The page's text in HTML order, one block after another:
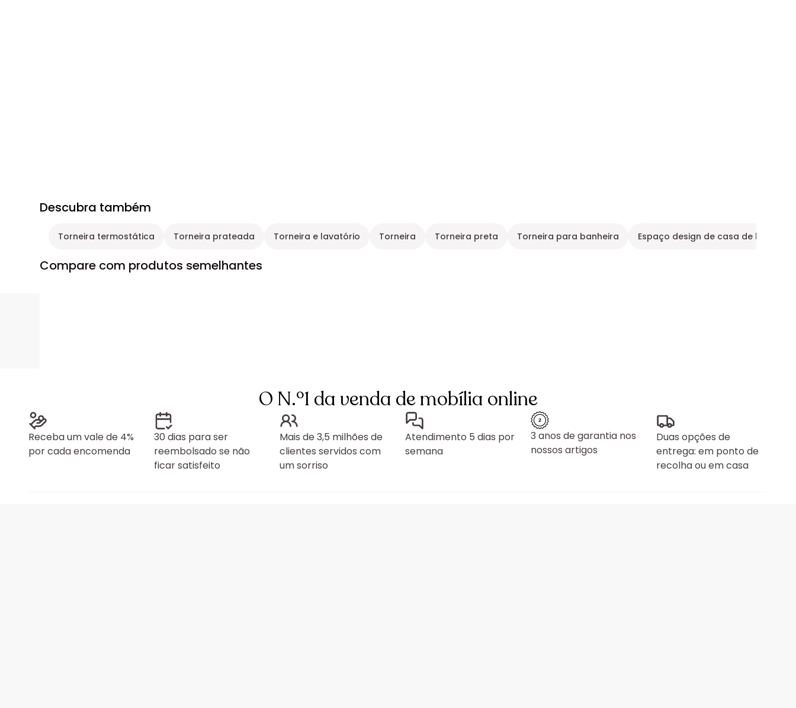
Descubra também
Torneira termostática Torneira prateada Torneira e lavatório Torneira Torneira preta Torneira para banheira Espaço design de casa de banho
Compare com produtos semelhantes
O N.º1 da venda de mobília online
Receba um vale de 4%
por cada encomenda
30 dias para ser
reembolsado se não
ficar satisfeito
Mais de 3,5 milhões de
clientes servidos com
um sorriso
Atendimento 5 dias por
semana
3 anos de garantia nos
nossos artigos
Duas opções de
entrega: em ponto de
recolha ou em casa